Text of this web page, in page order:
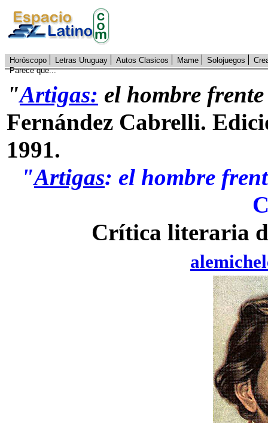
Horóscopo Letras Uruguay Autos Clasicos Mame Solojuegos
Parece que...
"Artigas: el hombre
Fernández Cabrelli.
1991.
"Artigas: el hombre
Crítica literaria